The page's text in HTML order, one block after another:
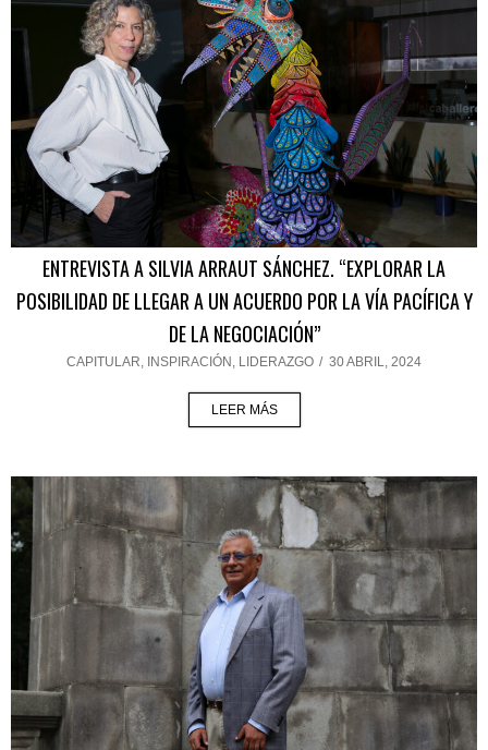
ENTREVISTA A SILVIA ARRAUT SÁNCHEZ. “EXPLORAR LA
POSIBILIDAD DE LLEGAR A UN ACUERDO POR LA VÍA PACÍFICA Y
DE LA NEGOCIACIÓN”
CAPITULAR, INSPIRACIÓN, LIDERAZGO / 30 ABRIL, 2024
LEER MÁS